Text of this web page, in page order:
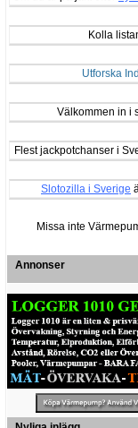
Kolla
Utforska
Välkommen in i
Flest jackpotchanser i
Slotozilla i Sverige
Missa inte
Annonser